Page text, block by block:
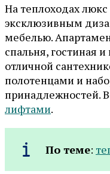
На теплоходах люкс
эксклюзивным
мебелью.
спальня, гостиная
отличной
полотенцами и
принадлежностей.
лифтами.
По теме: